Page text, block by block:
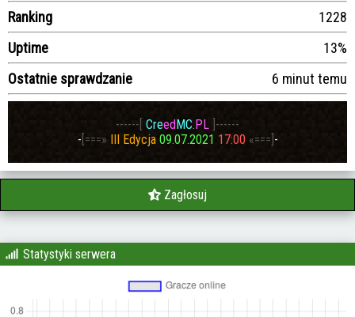
Ranking
1228
Uptime
13%
Ostatnie sprawdzanie
6 minut temu
------ CreedMC.PL ------
- ===» III Edycja 09.07.2021 17:00 «=== -
Zagłosuj
Statystyki serwera